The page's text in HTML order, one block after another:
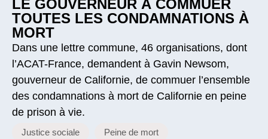
LE GOUVERNEUR À COMMUER
TOUTES LES CONDAMNATIONS À
MORT
Dans une lettre commune, 46 organisations, dont
l’ACAT-France, demandent à Gavin Newsom,
gouverneur de Californie, de commuer l’ensemble
des condamnations à mort de Californie en peine
de prison à vie.
Justice sociale Peine de mort